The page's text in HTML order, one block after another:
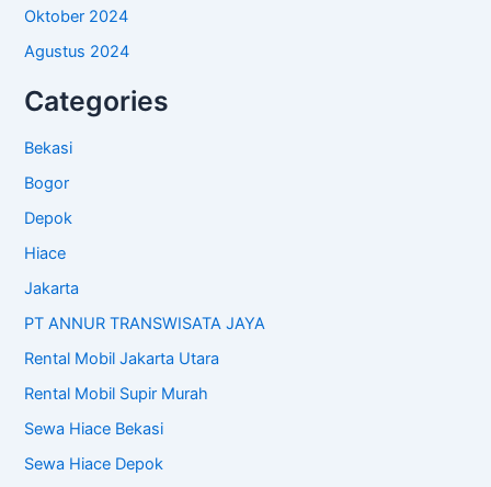
Oktober 2024
Agustus 2024
Categories
Bekasi
Bogor
Depok
Hiace
Jakarta
PT ANNUR TRANSWISATA JAYA
Rental Mobil Jakarta Utara
Rental Mobil Supir Murah
Sewa Hiace Bekasi
Sewa Hiace Depok